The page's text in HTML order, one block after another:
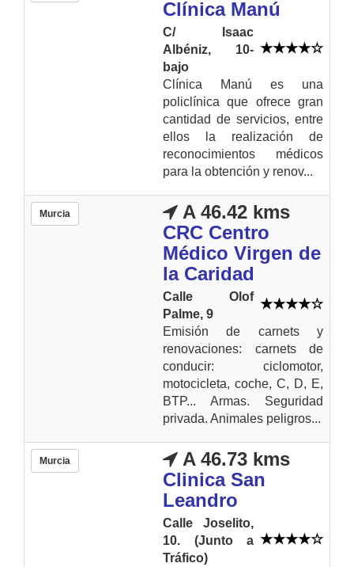
Clínica Manú
C/ Isaac
Albéniz, 10-
bajo
Clínica Manú es una
policlínica que ofrece gran
cantidad de servicios, entre
ellos la realización de
reconocimientos médicos
para la obtención y renov...
Murcia
A 46.42 kms
CRC Centro
Médico Virgen de
la Caridad
Calle Olof
Palme, 9
Emisión de carnets y
renovaciones: carnets de
conducir: ciclomotor,
motocicleta, coche, C, D, E,
BTP... Armas. Seguridad
privada. Animales peligros...
Murcia
A 46.73 kms
Clinica San
Leandro
Calle Joselito,
10. (Junto a
Tráfico)